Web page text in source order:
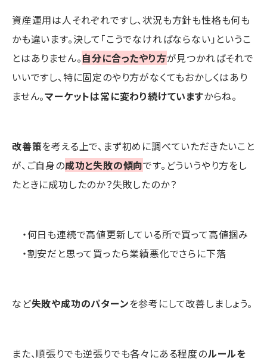
資産運用は人それぞれですし、状況も方針も性格も何も
かも違います。決して「こうでなければならない」というこ
とはありません。自分に合ったやり方が見つかればそれで
いいですし、特に固定のやり方がなくてもおかしくはあり
ません。マーケットは常に変わり続けていますからね。
改善策を考える上で、まず初めに調べていただきたいこと
が、ご自身の成功と失敗の傾向です。どういうやり方をし
たときに成功したのか？失敗したのか？
・何日も連続で高値更新している所で買って高値掴み
・割安だと思って買ったら業績悪化でさらに下落
など失敗や成功のパターンを参考にして改善しましょう。
また、順張りでも逆張りでも各々にある程度のルールを